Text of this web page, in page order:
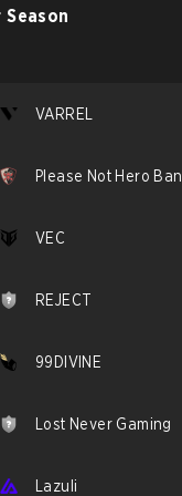
Season
VARREL
Please Not Hero Ban
VEC
REJECT
99DIVINE
Lost Never Gaming
Lazuli